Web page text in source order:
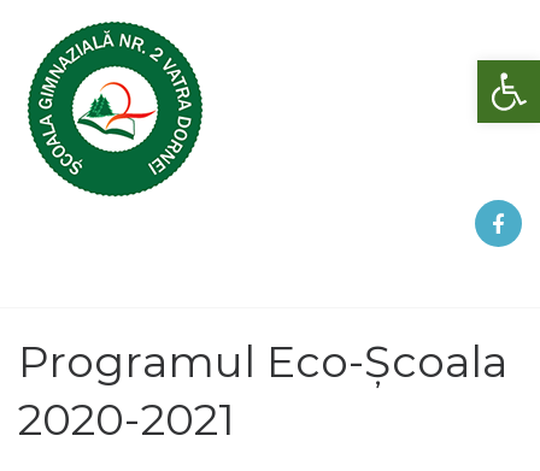
Deschide bara de unelte
Programul Eco-Școala
2020-2021